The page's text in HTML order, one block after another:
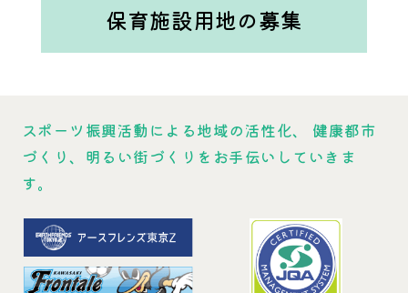
保育施設用地の募集
スポーツ振興活動による地域の活性化、
健康都市
づくり、明るい街づくりをお手伝いしていきま
す。